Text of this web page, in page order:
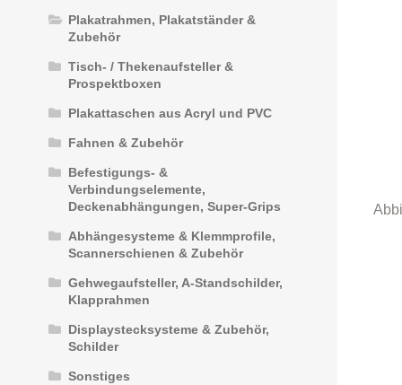
Plakatrahmen, Plakatständer &
Zubehör
Tisch- / Thekenaufsteller &
Prospektboxen
Plakattaschen aus Acryl und PVC
Fahnen & Zubehör
Befestigungs- &
Verbindungselemente,
Deckenabhängungen, Super-Grips
Abhängesysteme & Klemmprofile,
Scannerschienen & Zubehör
Gehwegaufsteller, A-Standschilder,
Klapprahmen
Displaystecksysteme & Zubehör,
Schilder
Sonstiges